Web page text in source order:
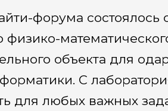
форума состоялось
физико-
объекта для
С
для любых важных